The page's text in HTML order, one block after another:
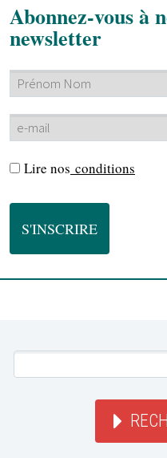
Abonnez-vous à
newsletter
Lire nos conditions